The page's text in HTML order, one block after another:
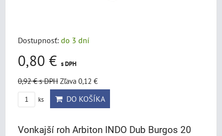
Dostupnosť: do 3 dní
0,80 € s DPH
0,92 €s DPH Zľava 0,12 €
ks DO KOŠÍKA
Vonkajší roh Arbiton INDO Dub Burgos 20